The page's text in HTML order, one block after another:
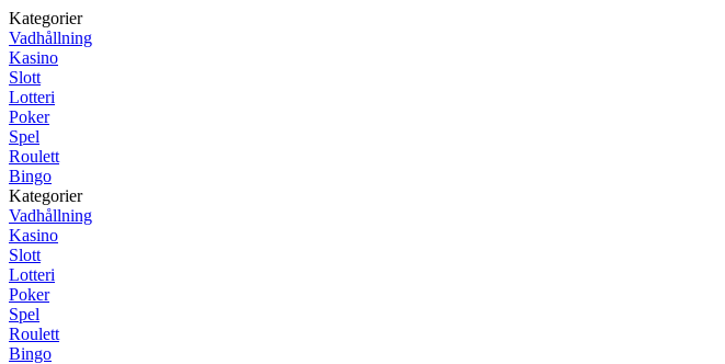
Kategorier
Vadhållning
Kasino
Slott
Lotteri
Poker
Spel
Roulett
Bingo
Kategorier
Vadhållning
Kasino
Slott
Lotteri
Poker
Spel
Roulett
Bingo